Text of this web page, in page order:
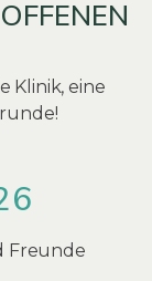
Klinik, eine
Freunde